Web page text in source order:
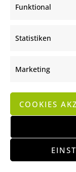
Funktional
Statistiken
Marketing
COOKIES
AGB